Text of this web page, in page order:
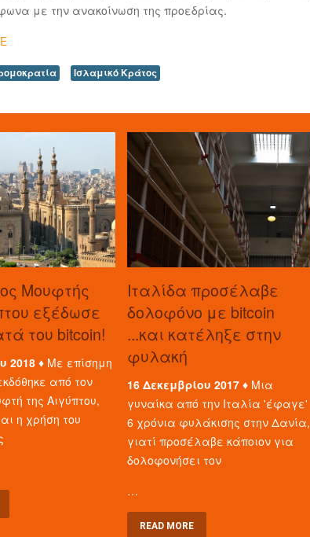
με την ανακοίνωση της προεδρίας.
Ισλαμικό Κράτος
Μουφτής
εξέδωσε
του bitcoin!
2018 ♦ Με επίσημη
από τον
της Αιγύπτου,
η χρήση του
Ιταλίδα προσέλαβε
δολοφόνο με bitcoin
...και κατέληξε στην
φυλακή
16 Δεκεμβρίου 2017 ♦ Μια
γυναίκα από την Ιταλία 'έφαγε'
6 χρόνια φυλάκισης στην Δανία,
γιατί προσέλαβε κάποιον για
δολοφονήσει τον
…
READ MORE